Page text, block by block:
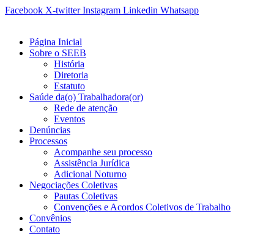
Ir
conteúdo
Facebook X-twitter Instagram Linkedin Whatsapp
Página Inicial
Sobre o SEEB
História
Diretoria
Estatuto
Saúde da(o) Trabalhadora(or)
Rede de atenção
Eventos
Denúncias
Processos
Acompanhe seu processo
Assistência Jurídica
Adicional Noturno
Negociações Coletivas
Pautas Coletivas
Convenções e Acordos Coletivos de Trabalho
Convênios
Contato